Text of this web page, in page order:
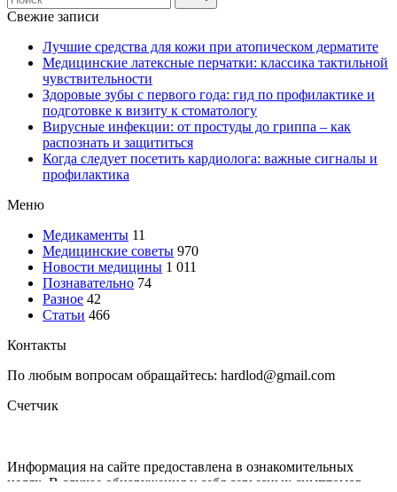
Свежие записи
Лучшие средства для кожи при атопическом дерматите
Медицинские латексные перчатки: классика тактильной
чувствительности
Здоровые зубы с первого года: гид по профилактике и
подготовке к визиту к стоматологу
Вирусные инфекции: от простуды до гриппа – как
распознать и защититься
Когда следует посетить кардиолога: важные сигналы и
профилактика
Меню
Медикаменты 11
Медицинские советы 970
Новости медицины 1 011
Познавательно 74
Разное 42
Статьи 466
Контакты
По любым вопросам обращайтесь: hardlod@gmail.com
Счетчик
Информация на сайте предоставлена в ознакомительных
целях. В случае обнаружения у себя серьезных симптомов